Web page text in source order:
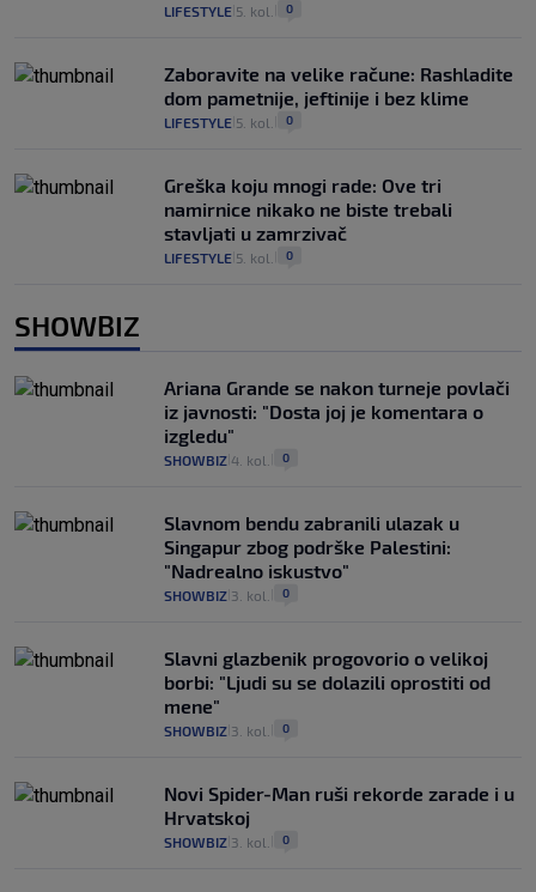
LIFESTYLE 5. kol. 0
Zaboravite na velike račune: Rashladite
dom pametnije, jeftinije i bez klime
LIFESTYLE 5. kol. 0
Greška koju mnogi rade: Ove tri
namirnice nikako ne biste trebali
stavljati u zamrzivač
LIFESTYLE 5. kol. 0
SHOWBIZ
Ariana Grande se nakon turneje povlači
iz javnosti: "Dosta joj je komentara o
izgledu"
SHOWBIZ 4. kol. 0
Slavnom bendu zabranili ulazak u
Singapur zbog podrške Palestini:
"Nadrealno iskustvo"
SHOWBIZ 3. kol. 0
Slavni glazbenik progovorio o velikoj
borbi: "Ljudi su se dolazili oprostiti od
mene"
SHOWBIZ 3. kol. 0
Novi Spider-Man ruši rekorde zarade i u
Hrvatskoj
SHOWBIZ 3. kol. 0